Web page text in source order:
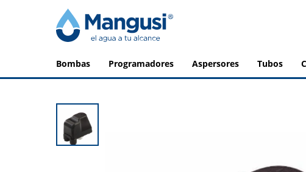
bombas programadores aspersores tubos